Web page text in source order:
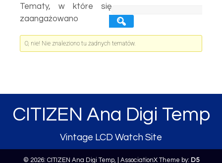
Tematy, w które się
zaangażowano
O, nie! Nie znaleziono tu żadnych tematów.
CITIZEN Ana Digi Temp
Vintage LCD Watch Site
© 2026: CITIZEN Ana Digi Temp, | AssociationX Theme by: D5